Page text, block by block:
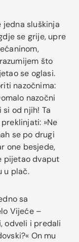
jedna sluškinja
se grije, upre
što
se oglasi.
nazočnima:
nazočni
od njih! Ta
»Ne
se po drugi
one besjede,
pijetao dvaput
u plač.
sa
Vijeće –
odveli i predali
On mu